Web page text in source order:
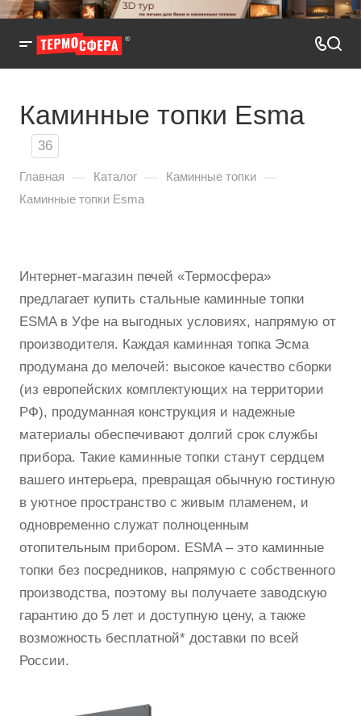
Каминные топки Esma
36
Главная — Каталог — Каминные топки —
Каминные топки Esma
Интернет-магазин печей «Термосфера»
предлагает купить стальные каминные топки
ESMA в Уфе на выгодных условиях, напрямую от
производителя. Каждая каминная топка Эсма
продумана до мелочей: высокое качество сборки
(из европейских комплектующих на территории
РФ), продуманная конструкция и надежные
материалы обеспечивают долгий срок службы
прибора. Такие каминные топки станут сердцем
вашего интерьера, превращая обычную гостиную
в уютное пространство с живым пламенем, и
одновременно служат полноценным
отопительным прибором. ESMA – это каминные
топки без посредников, напрямую с собственного
производства, поэтому вы получаете заводскую
гарантию до 5 лет и доступную цену, а также
возможность бесплатной* доставки по всей
России.